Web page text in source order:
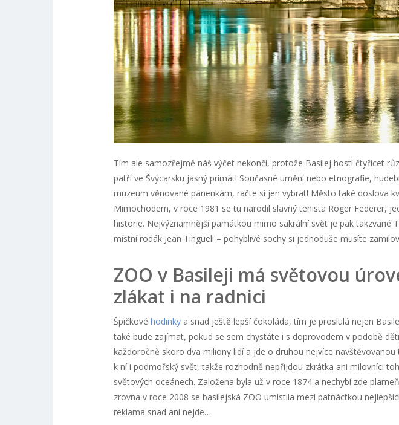
Tím ale samozřejmě náš výčet nekončí, protože Basilej hostí čtyřicet
patří ve Švýcarsku jasný primát! Současné umění nebo etnografie,
muzeum věnované panenkám, račte si jen vybrat! Město také doslova
Mimochodem, v roce 1981 se tu narodil slavný tenista Roger Federer,
historie. Nejvýznamnější památkou mimo sakrální svět je pak takzvané
místní rodák Jean Tingueli – pohyblivé sochy si jednoduše musíte
ZOO v Basileji má světovou
zlákat i na radnici
Špičkové hodinkya snad ještě lepší čokoláda, tím je proslulá nejen
také bude zajímat, pokud se sem chystáte i s doprovodem v podobě
každoročně skoro dva miliony lidí a jde o druhou nejvíce
k ní i podmořský svět, takže rozhodně nepřijdou zkrátka ani milovníci
světových oceánech. Založena byla už v roce 1874 a nechybí zde
zrovna v roce 2008 se basilejská ZOO umístila mezi patnáctkou
reklama snad ani nejde…